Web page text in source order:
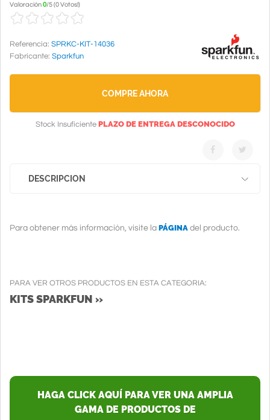
Valoración0/5(0 Votos!)
Referencia: SPRKC-KIT-14036
Fabricante: Sparkfun
COMPRE AHORA
Stock Insuficiente PLAZO DE ENTREGA DESCONOCIDO
DESCRIPCION
Para obtener más información, visite la PÁGINA del producto.
PARA VER OTROS PRODUCTOS EN ESTA CATEGORIA:
KITS SPARKFUN »
HAGA CLICK AQUÍ PARA VER UNA AMPLIA
GAMA DE PRODUCTOS DE